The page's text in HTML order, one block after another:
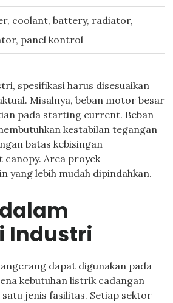
coolant, battery, radiator,
panel kontrol
spesifikasi harus disesuaikan
Misalnya, beban motor besar
pada starting current. Beban
kestabilan tegangan
batas kebisingan
canopy. Area proyek
yang lebih mudah dipindahkan.
Industri
dapat digunakan pada
kebutuhan listrik cadangan
jenis fasilitas. Setiap sektor